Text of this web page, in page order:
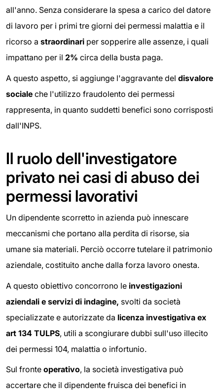
all'anno. Senza considerare la spesa a carico del datore
di lavoro per i primi tre giorni dei permessi malattia e il
ricorso a straordinari per sopperire alle assenze, i quali
impattano per il 2% circa della busta paga.
A questo aspetto, si aggiunge l'aggravante del disvalore
sociale che l'utilizzo fraudolento dei permessi
rappresenta, in quanto suddetti benefici sono corrisposti
dall'INPS.
Il ruolo dell'investigatore
privato nei casi di abuso dei
permessi lavorativi
Un dipendente scorretto in azienda può innescare
meccanismi che portano alla perdita di risorse, sia
umane sia materiali. Perciò occorre tutelare il patrimonio
aziendale, costituito anche dalla forza lavoro onesta.
A questo obiettivo concorrono le investigazioni
aziendali e servizi di indagine, svolti da società
specializzate e autorizzate da licenza investigativa ex
art 134 TULPS, utili a scongiurare dubbi sull'uso illecito
dei permessi 104, malattia o infortunio.
Sul fronte operativo, la società investigativa può
accertare che il dipendente fruisca dei benefici in